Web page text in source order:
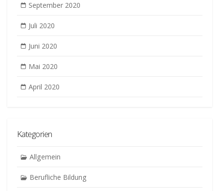
September 2020
Juli 2020
Juni 2020
Mai 2020
April 2020
Kategorien
Allgemein
Berufliche Bildung